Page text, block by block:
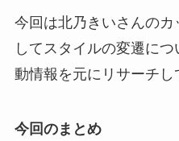
今回は北乃きいさんの
してスタイルの変遷に
動情報を元にリサーチし
今回のまとめ